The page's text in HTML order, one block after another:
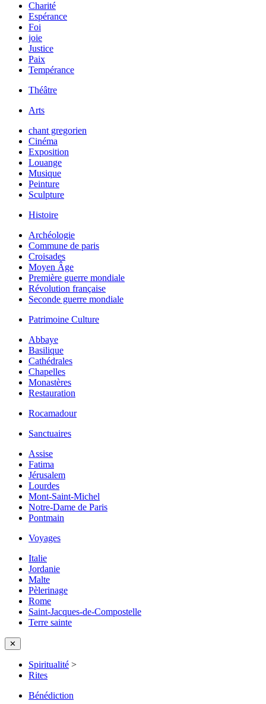
Charité
Espérance
Foi
joie
Justice
Paix
Tempérance
Théâtre
Arts
chant gregorien
Cinéma
Exposition
Louange
Musique
Peinture
Sculpture
Histoire
Archéologie
Commune de paris
Croisades
Moyen Âge
Première guerre mondiale
Révolution française
Seconde guerre mondiale
Patrimoine Culture
Abbaye
Basilique
Cathédrales
Chapelles
Monastères
Restauration
Rocamadour
Sanctuaires
Assise
Fatima
Jérusalem
Lourdes
Mont-Saint-Michel
Notre-Dame de Paris
Pontmain
Voyages
Italie
Jordanie
Malte
Pèlerinage
Rome
Saint-Jacques-de-Compostelle
Terre sainte
✕
Spiritualité >
Rites
Bénédiction